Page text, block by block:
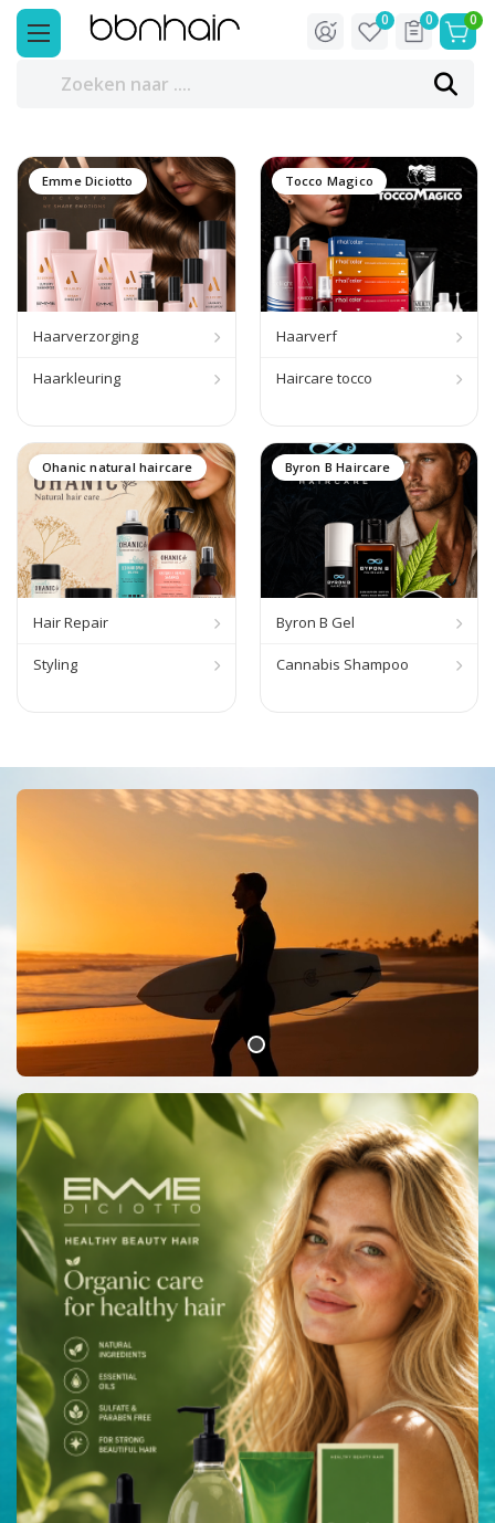
0
0
0
Emme Diciotto
Haarverzorging
Haarkleuring
Tocco Magico
Haarverf
Haircare tocco
Ohanic natural haircare
Hair Repair
Styling
Byron B Haircare
Byron B Gel
Cannabis Shampoo